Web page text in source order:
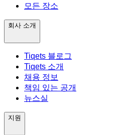
모든 장소
회사 소개
Tiqets 블로그
Tiqets 소개
채용 정보
책임 있는 공개
뉴스실
지원